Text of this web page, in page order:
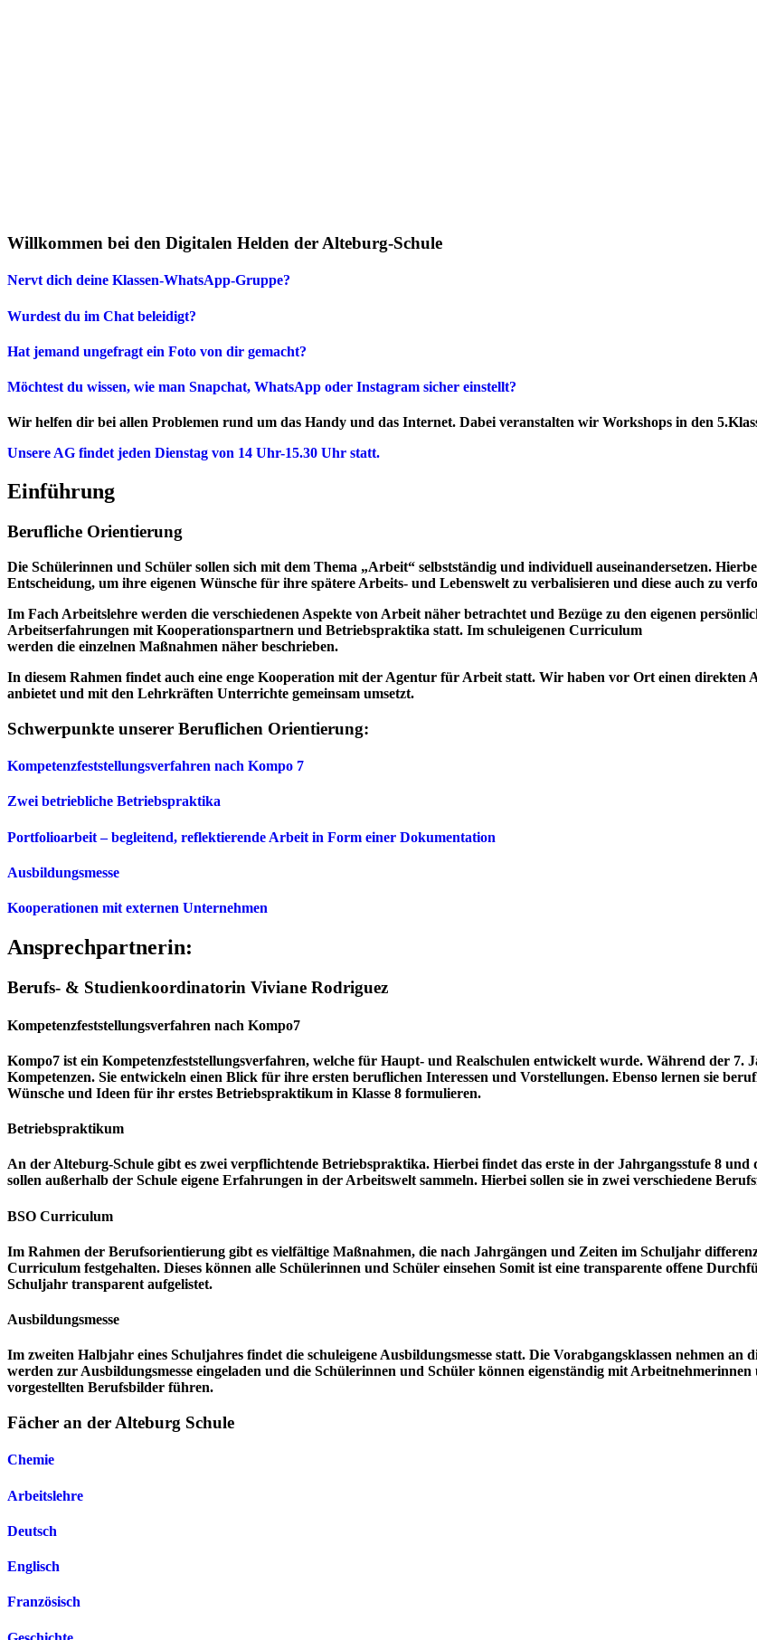
Willkommen bei den Digitalen Helden der Alteburg-Schule
Nervt dich deine Klassen-WhatsApp-Gruppe?
Wurdest du im Chat beleidigt?
Hat jemand ungefragt ein Foto von dir gemacht?
Möchtest du wissen, wie man Snapchat, WhatsApp oder Instagram sicher einstellt?
Wir helfen dir bei allen Problemen rund um das Handy und das Internet. Dabei veranstalten wir Workshops in den
Unsere AG findet jeden Dienstag von 14 Uhr-15.30 Uhr statt.
Einführung
Berufliche Orientierung
Die Schülerinnen und Schüler sollen sich mit dem Thema „Arbeit“ selbstständig und individuell auseinandersetzen.
Entscheidung, um ihre eigenen Wünsche für ihre spätere Arbeits- und Lebenswelt zu verbalisieren und diese auch zu
Im Fach Arbeitslehre werden die verschiedenen Aspekte von Arbeit näher betrachtet und Bezüge zu den eigenen
Arbeitserfahrungen mit Kooperationspartnern und Betriebspraktika statt. Im schuleigenen Curriculum
werden die einzelnen Maßnahmen näher beschrieben.
In diesem Rahmen findet auch eine enge Kooperation mit der Agentur für Arbeit statt. Wir haben vor Ort einen
anbietet und mit den Lehrkräften Unterrichte gemeinsam umsetzt.
Schwerpunkte unserer Beruflichen Orientierung:
Kompetenzfeststellungsverfahren nach Kompo 7
Zwei betriebliche Betriebspraktika
Portfolioarbeit – begleitend, reflektierende Arbeit in Form einer Dokumentation
Ausbildungsmesse
Kooperationen mit externen Unternehmen
Ansprechpartnerin:
Berufs- & Studienkoordinatorin Viviane Rodriguez
Kompetenzfeststellungsverfahren nach Kompo7
Kompo7 ist ein Kompetenzfeststellungsverfahren, welche für Haupt- und Realschulen entwickelt wurde. Während der 7.
Kompetenzen. Sie entwickeln einen Blick für ihre ersten beruflichen Interessen und Vorstellungen. Ebenso lernen sie
Wünsche und Ideen für ihr erstes Betriebspraktikum in Klasse 8 formulieren.
Betriebspraktikum
An der Alteburg-Schule gibt es zwei verpflichtende Betriebspraktika. Hierbei findet das erste in der Jahrgangsstufe 8
sollen außerhalb der Schule eigene Erfahrungen in der Arbeitswelt sammeln. Hierbei sollen sie in zwei verschiedene
BSO Curriculum
Im Rahmen der Berufsorientierung gibt es vielfältige Maßnahmen, die nach Jahrgängen und Zeiten im Schuljahr
Curriculum festgehalten. Dieses können alle Schülerinnen und Schüler einsehen Somit ist eine transparente offene
Schuljahr transparent aufgelistet.
Ausbildungsmesse
Im zweiten Halbjahr eines Schuljahres findet die schuleigene Ausbildungsmesse statt. Die Vorabgangsklassen nehmen
werden zur Ausbildungsmesse eingeladen und die Schülerinnen und Schüler können eigenständig mit
vorgestellten Berufsbilder führen.
Fächer an der Alteburg Schule
Chemie
Arbeitslehre
Deutsch
Englisch
Französisch